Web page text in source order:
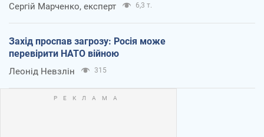
Сергій Марченко, експерт 6,3 т.
Захід проспав загрозу: Росія може
перевірити НАТО війною
Леонід Невзлін 315